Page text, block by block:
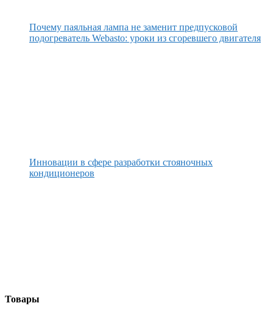
Почему паяльная лампа не заменит предпусковой
подогреватель Webasto: уроки из сгоревшего двигателя
Инновации в сфере разработки стояночных
кондиционеров
Товары